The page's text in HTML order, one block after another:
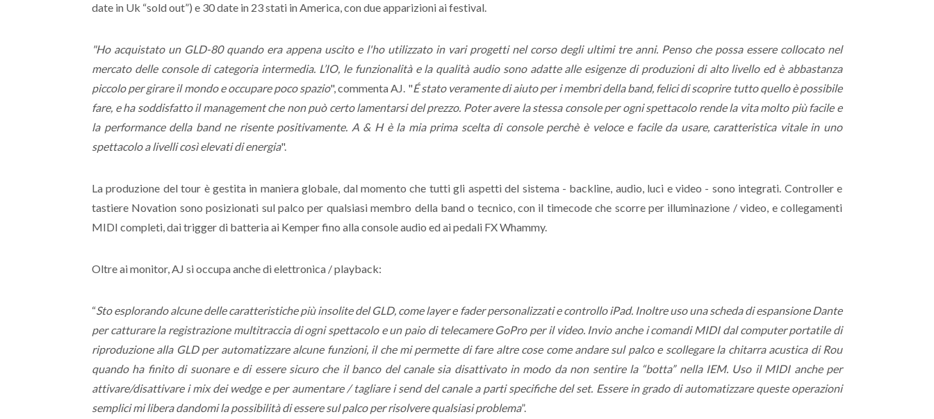
date in Uk “sold out”) e 30 date in 23 stati in America, con due apparizioni ai festival.
"Ho acquistato un GLD-80 quando era appena uscito e l'ho utilizzato in vari progetti nel corso degli ultimi tre anni. Penso che possa essere collocato nel
mercato delle console di categoria intermedia. L’IO, le funzionalità e la qualità audio sono adatte alle esigenze di produzioni di alto livello ed è abbastanza
piccolo per girare il mondo e occupare poco spazio", commenta AJ. "É stato veramente di aiuto per i membri della band, felici di scoprire tutto quello è possibile
fare, e ha soddisfatto il management che non può certo lamentarsi del prezzo. Poter avere la stessa console per ogni spettacolo rende la vita molto più facile e
la performance della band ne risente positivamente. A & H è la mia prima scelta di console perchè è veloce e facile da usare, caratteristica vitale in uno
spettacolo a livelli così elevati di energia".
La produzione del tour è gestita in maniera globale, dal momento che tutti gli aspetti del sistema - backline, audio, luci e video - sono integrati. Controller e
tastiere Novation sono posizionati sul palco per qualsiasi membro della band o tecnico, con il timecode che scorre per illuminazione / video, e collegamenti
MIDI completi, dai trigger di batteria ai Kemper fino alla console audio ed ai pedali FX Whammy.
Oltre ai monitor, AJ si occupa anche di elettronica / playback:
“Sto esplorando alcune delle caratteristiche più insolite del GLD, come layer e fader personalizzati e controllo iPad. Inoltre uso una scheda di espansione Dante
per catturare la registrazione multitraccia di ogni spettacolo e un paio di telecamere GoPro per il video. Invio anche i comandi MIDI dal computer portatile di
riproduzione alla GLD per automatizzare alcune funzioni, il che mi permette di fare altre cose come andare sul palco e scollegare la chitarra acustica di Rou
quando ha finito di suonare e di essere sicuro che il banco del canale sia disattivato in modo da non sentire la “botta” nella IEM. Uso il MIDI anche per
attivare/disattivare i mix dei wedge e per aumentare / tagliare i send del canale a parti specifiche del set. Essere in grado di automatizzare queste operazioni
semplici mi libera dandomi la possibilità di essere sul palco per risolvere qualsiasi problema”.